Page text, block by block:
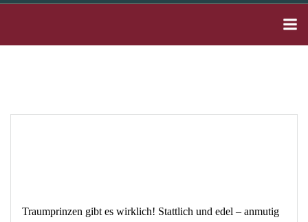
Zum
Traumprinzen gibt es wirklich! Stattlich und edel – anmutig